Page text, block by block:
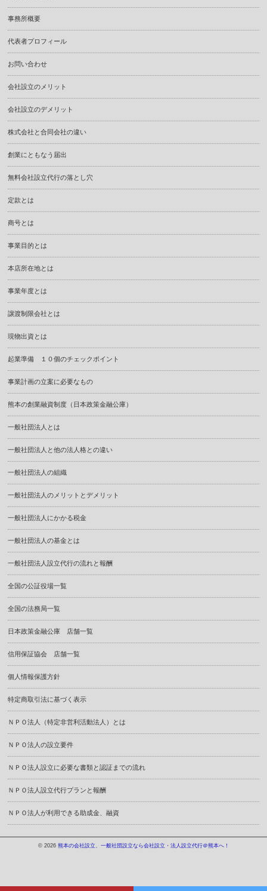
事務所概要
代表者プロフィール
お問い合わせ
会社設立のメリット
会社設立のデメリット
株式会社と合同会社の違い
創業にともなう届出
無料会社設立代行の落とし穴
定款とは
商号とは
事業目的とは
本店所在地とは
事業年度とは
譲渡制限会社とは
現物出資とは
起業準備 １０個のチェックポイント
事業計画の立案に必要なもの
熊本の創業融資制度（日本政策金融公庫）
一般社団法人とは
一般社団法人と他の法人格との違い
一般社団法人の組織
一般社団法人のメリットとデメリット
一般社団法人にかかる税金
一般社団法人の基金とは
一般社団法人設立代行の流れと報酬
全国の公証役場一覧
全国の法務局一覧
日本政策金融公庫 店舗一覧
信用保証協会 店舗一覧
個人情報保護方針
特定商取引法に基づく表示
ＮＰＯ法人（特定非営利活動法人）とは
ＮＰＯ法人の設立要件
ＮＰＯ法人設立に必要な書類と認証までの流れ
ＮＰＯ法人設立代行プランと報酬
ＮＰＯ法人が利用できる助成金、融資
© 2026 熊本の会社設立、一般社団設立なら会社設立・法人設立代行＠熊本へ！